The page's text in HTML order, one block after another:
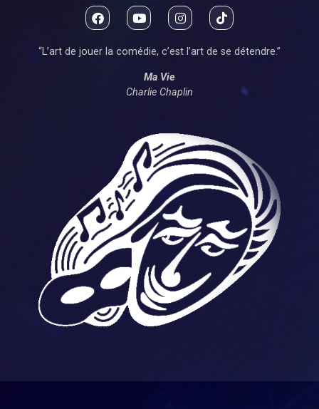
“L’art de jouer la comédie, c’est l’art de se détendre.”
Ma Vie
Charlie Chaplin